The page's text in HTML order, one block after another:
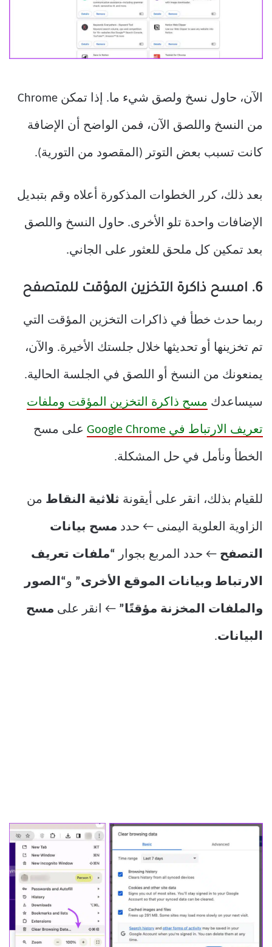
الآن، حاول نسخ ولصق شيء ما. إذا تمكن Chrome
من النسخ واللصق الآن، فمن الواضح أن الإضافة
كانت تسبب بعض التوتر (المقصود من التورية).
بعد ذلك، كرر الخطوات المذكورة أعلاه وقم بتبديل
الإضافات واحدة تلو الأخرى. حاول النسخ واللصق
بعد تمكين كل ملحق للعثور على الجاني.
6. امسح ذاكرة التخزين المؤقت للمتصفح
ربما حدث خطأ في ذاكرات التخزين المؤقت التي
تم تخزينها أو تحديثها خلال جلستك الأخيرة. والآن،
يمنعونك من النسخ أو اللصق في الجلسة الحالية.
سيساعدك مسح ذاكرة التخزين المؤقت وملفات
تعريف الارتباط في Google Chrome على مسح
الخطأ ونأمل في حل المشكلة.
للقيام بذلك، انقر على أيقونة ثلاثية النقاط من
الزاوية العلوية اليمنى ← حدد مسح بيانات
التصفح ← حدد المربع بجوار “ملفات تعريف
الارتباط وبيانات الموقع الأخرى” و“الصور
والملفات المخزنة مؤقتًا” ← انقر على مسح
البيانات.